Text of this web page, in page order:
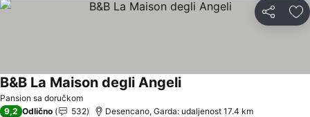
Deli
Pansion sa doručkom
B&B La Maison degli AngeliPogledaj cene
9,2 Odlično 532 Desencano, Garda: udaljenost 17.4 km